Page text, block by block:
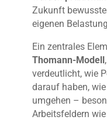
Zukunft
eigenen
Ein zentrales
Thomann-Modell
verdeutlicht, wie
darauf haben,
umgehen –
Arbeitsfeldern